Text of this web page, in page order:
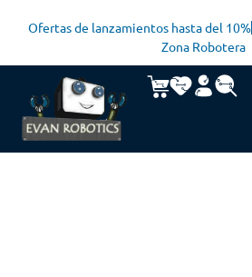
Ofertas de lanzamientos hasta del 10%
Zona Robotera